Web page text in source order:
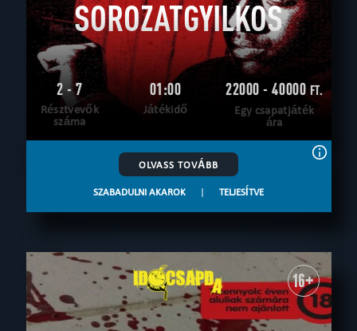
SOROZATGYILKOS
2 - 7
Résztvevők
száma
01:00
Játékidő
22000 - 40000FT.
Egy csapatjáték
ára
OLVASS TOVÁBB
SZABADULNI AKAROK | TELJESÍTVE
16+